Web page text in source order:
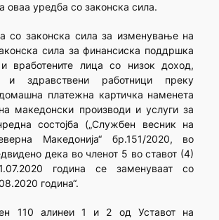
оваа уредба со законска сила.
со законска сила за изменување на
сила за финансиска поддршка
и вработените лица со низок доход,
здравствени работници преку
платежна картичка наменета
македонски производи и услуги за
состојба („Службен весник на
Македонија“ бр.151/2020, во
дека во членот 5 во ставот (4)
година се заменуваат со
година“.
110 алинеи 1 и 2 од Уставот на